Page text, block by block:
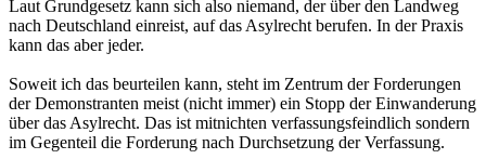
Laut Grundgesetz kann sich also niemand, der über den Landweg
nach Deutschland einreist, auf das Asylrecht berufen. In der Praxis
kann das aber jeder.
Soweit ich das beurteilen kann, steht im Zentrum der Forderungen
der Demonstranten meist (nicht immer) ein Stopp der Einwanderung
über das Asylrecht. Das ist mitnichten verfassungsfeindlich sondern
im Gegenteil die Forderung nach Durchsetzung der Verfassung.